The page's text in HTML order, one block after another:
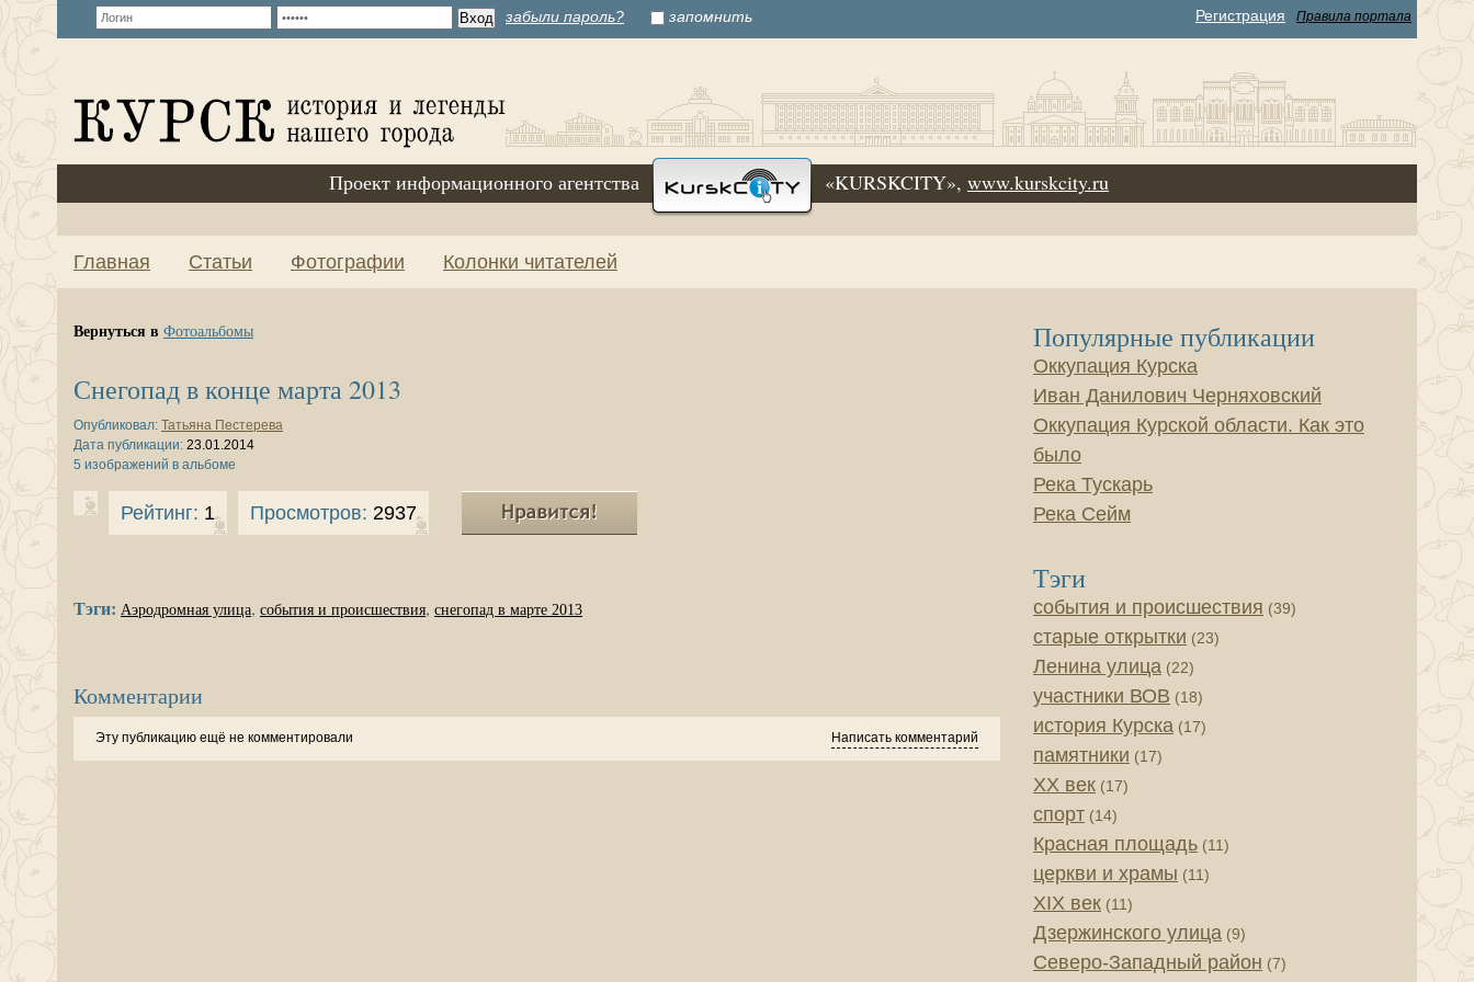
забыли пароль? запомнить Регистрация Правила портала
Проект информационного агентства «KURSKCITY», www.kurskcity.ru
Главная Статьи Фотографии Колонки читателей
Вернуться в Фотоальбомы
Снегопад в конце марта 2013
Опубликовал: Татьяна Пестерева
Дата публикации: 23.01.2014
5 изображений в альбоме
Рейтинг: 1 Просмотров: 2937
Тэги: Аэродромная улица, события и происшествия, снегопад в марте 2013
Комментарии
Эту публикацию ещё не комментировали Написать комментарий
Популярные публикации
Оккупация Курска
Иван Данилович Черняховский
Оккупация Курской области. Как это
было
Река Тускарь
Река Сейм
Тэги
события и происшествия (39)
старые открытки (23)
Ленина улица (22)
участники ВОВ (18)
история Курска (17)
памятники (17)
XX век (17)
спорт (14)
Красная площадь (11)
церкви и храмы (11)
XIX век (11)
Дзержинского улица (9)
Северо-Западный район (7)